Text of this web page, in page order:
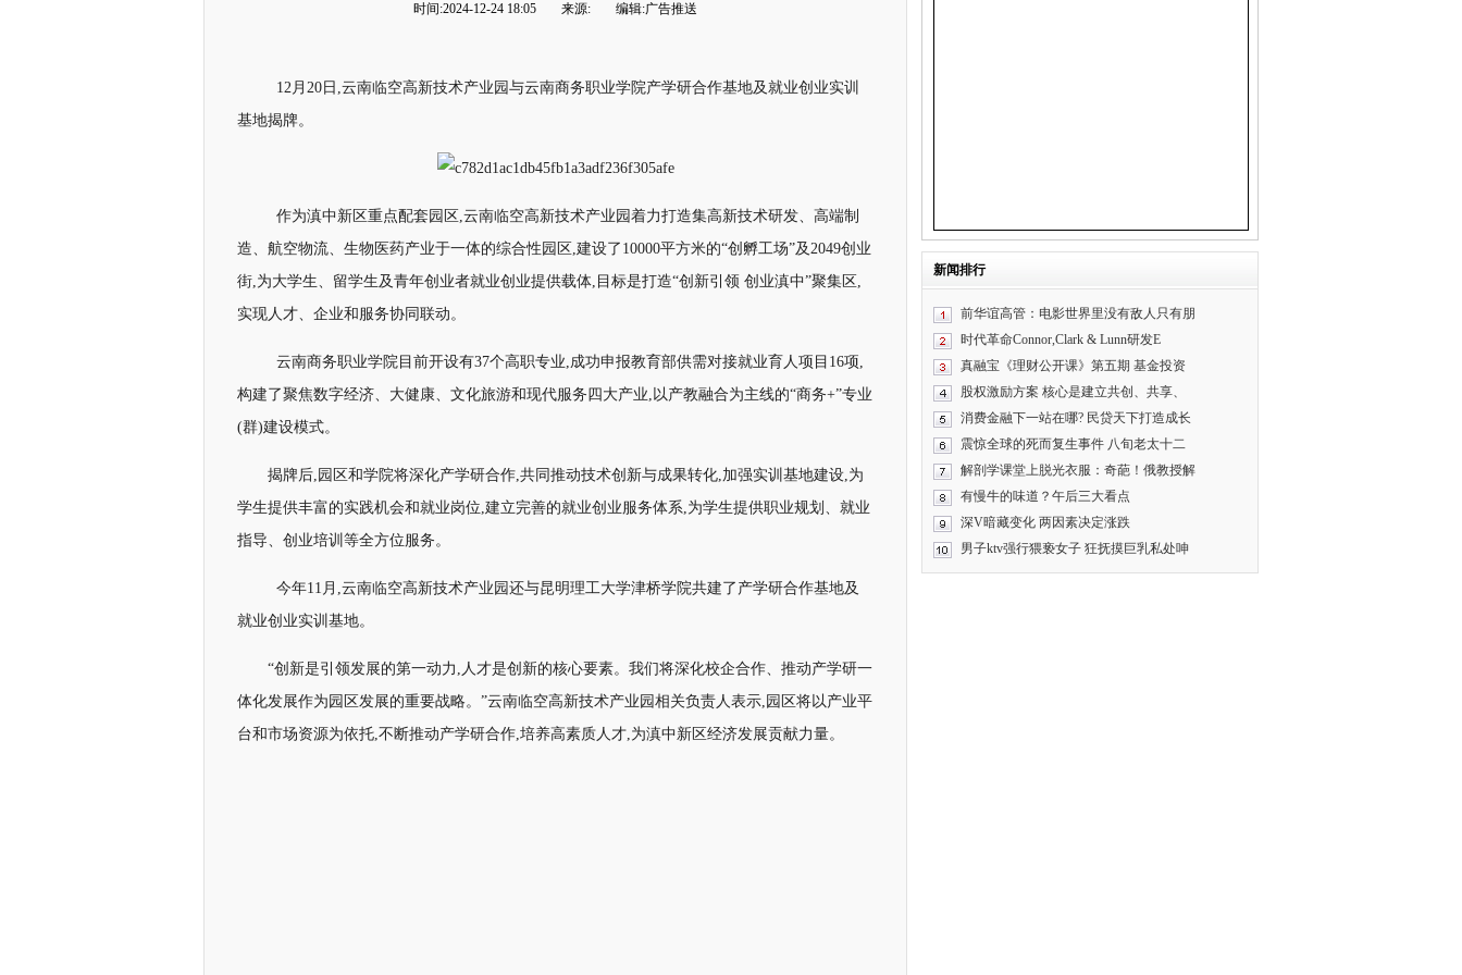
时间:2024-12-24 18:05 来源: 编辑:广告推送
12月20日,云南临空高新技术产业园与云南商务职业学院产学研合作基地及就业创业实训
基地揭牌。
作为滇中新区重点配套园区,云南临空高新技术产业园着力打造集高新技术研发、高端制
造、航空物流、生物医药产业于一体的综合性园区,建设了10000平方米的“创孵工场”及2049创业
街,为大学生、留学生及青年创业者就业创业提供载体,目标是打造“创新引领 创业滇中”聚集区,
实现人才、企业和服务协同联动。
云南商务职业学院目前开设有37个高职专业,成功申报教育部供需对接就业育人项目16项,
构建了聚焦数字经济、大健康、文化旅游和现代服务四大产业,以产教融合为主线的“商务+”专业
(群)建设模式。
揭牌后,园区和学院将深化产学研合作,共同推动技术创新与成果转化,加强实训基地建设,为
学生提供丰富的实践机会和就业岗位,建立完善的就业创业服务体系,为学生提供职业规划、就业
指导、创业培训等全方位服务。
今年11月,云南临空高新技术产业园还与昆明理工大学津桥学院共建了产学研合作基地及
就业创业实训基地。
“创新是引领发展的第一动力,人才是创新的核心要素。我们将深化校企合作、推动产学研一
体化发展作为园区发展的重要战略。”云南临空高新技术产业园相关负责人表示,园区将以产业平
台和市场资源为依托,不断推动产学研合作,培养高素质人才,为滇中新区经济发展贡献力量。
新闻排行
前华谊高管：电影世界里没有敌人只有朋
时代革命Connor,Clark & Lunn研发E
真融宝《理财公开课》第五期 基金投资
股权激励方案 核心是建立共创、共享、
消费金融下一站在哪? 民贷天下打造成长
震惊全球的死而复生事件 八旬老太十二
解剖学课堂上脱光衣服：奇葩！俄教授解
有慢牛的味道？午后三大看点
深V暗藏变化 两因素决定涨跌
男子ktv强行猥亵女子 狂抚摸巨乳私处呻